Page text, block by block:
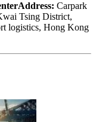
Carpark
Tsing District,
logistics, Hong Kong